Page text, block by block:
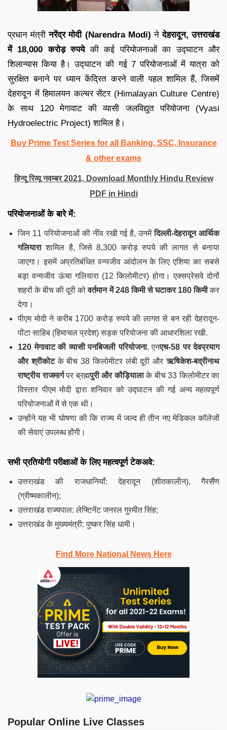
प्रधान मंत्रीनरेंद्र मोदी (Narendra Modi) नेदेहरादून, उत्तराखंड
में 18,000 करोड़ रुपयेकी कई परियोजनाओं का उद्घाटन और
शिलान्यास किया है। उद्घाटन की गई 7 परियोजनाओं में यात्रा को
सुरक्षित बनाने पर ध्यान केंद्रित करने वाली पहल शामिल हैं, जिसमें
देहरादून में हिमालयन कल्चर सेंटर (Himalayan Culture Centre)
के साथ 120 मेगावाट की व्यासी जलविद्युत परियोजना (Vyasi
Hydroelectric Project) शामिल है।
Buy Prime Test Series for all Banking, SSC, Insurance
& other exams
हिन्दू रिव्यू नवम्बर 2021, Download Monthly Hindu Review
PDF in Hindi
परियोजनाओं के बारे में:
जिन 11 परियोजनाओं की नींव रखी गई है, उनमेंदिल्ली-देहरादून आर्थिक
गलियाराशामिल है, जिसे 8,300 करोड़ रुपये की लागत से बनाया
जाएगा। इसमें अप्रतिबंधित वन्यजीव आंदोलन के लिए एशिया का सबसे
बड़ा वन्यजीव ऊंचा गलियारा (12 किलोमीटर) होगा। एक्सप्रेसवे दोनों
शहरों के बीच की दूरी कोवर्तमान में 248 किमी से घटाकर 180 किमीकर
देगा।
पीएम मोदी ने करीब 1700 करोड़ रुपये की लागत से बन रही देहरादून-
पोंटा साहिब (हिमाचल प्रदेश) सड़क परियोजना की आधारशिला रखी.
120 मेगावाट की व्यासी पनबिजली परियोजना, एनएच-58 पर देवप्रयाग
और श्रीकोटके बीच 38 किलोमीटर लंबी दूरी औरऋषिकेश-बद्रीनाथ
राष्ट्रीय राजमार्गपर ब्रह्मपुरी और कौड़ियालाके बीच 33 किलोमीटर का
विस्तार पीएम मोदी द्वारा शनिवार को उद्घाटन की गई अन्य महत्वपूर्ण
परियोजनाओं में से एक थी।
उन्होंने यह भी घोषणा की कि राज्य में जल्द ही तीन नए मेडिकल कॉलेजों
की सेवाएं उपलब्ध होंगी।
सभी प्रतियोगी परीक्षाओं के लिए महत्वपूर्ण टेकअवे:
उत्तराखंड की राजधानियाँ: देहरादून (शीतकालीन), गैरसैंण
(ग्रीष्मकालीन);
उत्तराखंड राज्यपाल: लेफ्टिनेंट जनरल गुरमीत सिंह;
उत्तराखंड के मुख्यमंत्री: पुष्कर सिंह धामी।
Find More National News Here
Popular Online Live Classes